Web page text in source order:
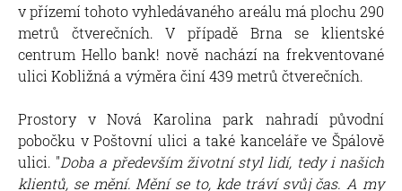
v přízemí tohoto vyhledávaného areálu má plochu 290
metrů čtverečních. V případě Brna se klientské
centrum Hello bank! nově nachází na frekventované
ulici Kobližná a výměra činí 439 metrů čtverečních.
Prostory v Nová Karolina park nahradí původní
pobočku v Poštovní ulici a také kanceláře ve Špálově
ulici. "Doba a především životní styl lidí, tedy i našich
klientů, se mění. Mění se to, kde tráví svůj čas. A my